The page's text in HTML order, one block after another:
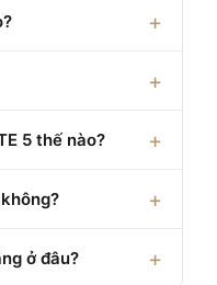
5 thế nào?
ở đâu?